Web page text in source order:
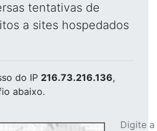
tentativas de
a sites hospedados
do IP 216.73.216.136,
abaixo.
Digite